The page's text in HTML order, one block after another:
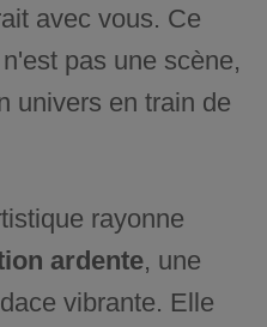
avec vous. Ce
pas une scène,
univers en train de
rayonne
ardente, une
vibrante. Elle